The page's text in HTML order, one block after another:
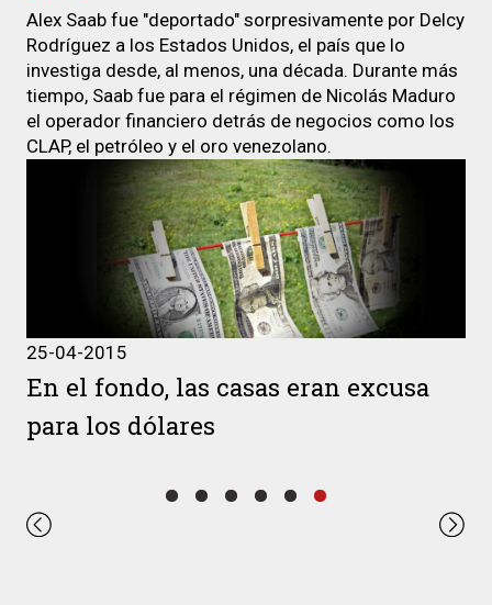
Alex Saab fue "deportado" sorpresivamente por Delcy
Rodríguez a los Estados Unidos, el país que lo
investiga desde, al menos, una década. Durante más
tiempo, Saab fue para el régimen de Nicolás Maduro
el operador financiero detrás de negocios como los
CLAP, el petróleo y el oro venezolano.
02-2018
mala leche de los CLAP